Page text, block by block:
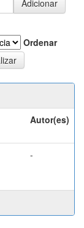
Ordenar
Autor(es)
-